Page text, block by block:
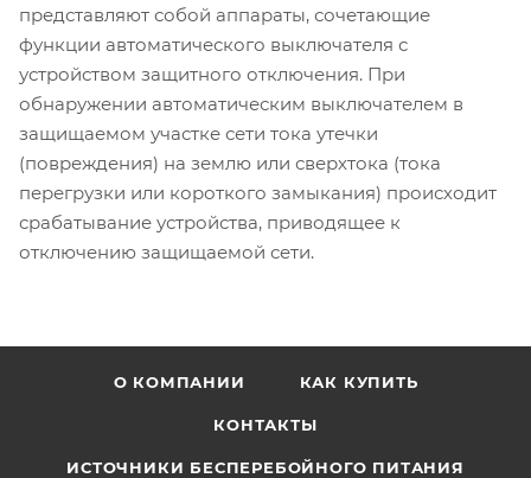
представляют собой аппараты, сочетающие
функции автоматического выключателя с
устройством защитного отключения. При
обнаружении автоматическим выключателем в
защищаемом участке сети тока утечки
(повреждения) на землю или сверхтока (тока
перегрузки или короткого замыкания) происходит
срабатывание устройства, приводящее к
отключению защищаемой сети.
О КОМПАНИИ КАК КУПИТЬ
КОНТАКТЫ
ИСТОЧНИКИ БЕСПЕРЕБОЙНОГО ПИТАНИЯ